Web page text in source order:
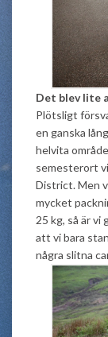
Det blev lite
Plötsligt
en ganska
helvita
semesterort
District. Men
mycket
25 kg, så är
att vi bara
några slitna